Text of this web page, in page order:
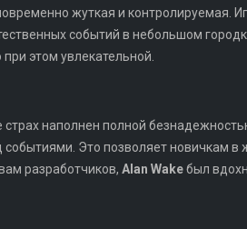
жуткая и контролируемая.
событий в небольшом
этом увлекательной.
страх наполнен полной
Это позволяет новичкам в
разработчиков, Alan Wakeбыл